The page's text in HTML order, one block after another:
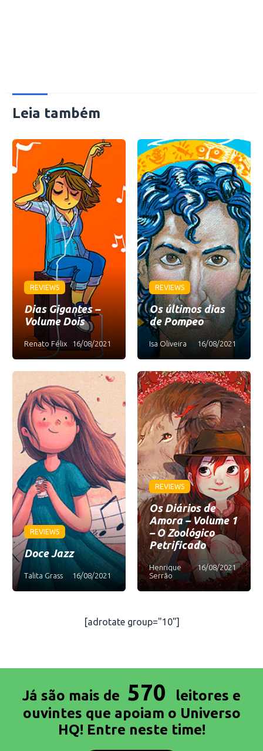
Leia também
REVIEWS
Dias Gigantes –
Volume Dois
Renato Félix 16/08/2021
REVIEWS
Os últimos dias
de Pompeo
Isa Oliveira 16/08/2021
REVIEWS
Doce Jazz
Talita Grass 16/08/2021
REVIEWS
Os Diários de
Amora – Volume 1
– O Zoológico
Petrificado
Henrique
Serrão
16/08/2021
[adrotate group="10"]
Já são mais de 570
leitores e
ouvintes que apoiam o Universo
HQ! Entre neste time!